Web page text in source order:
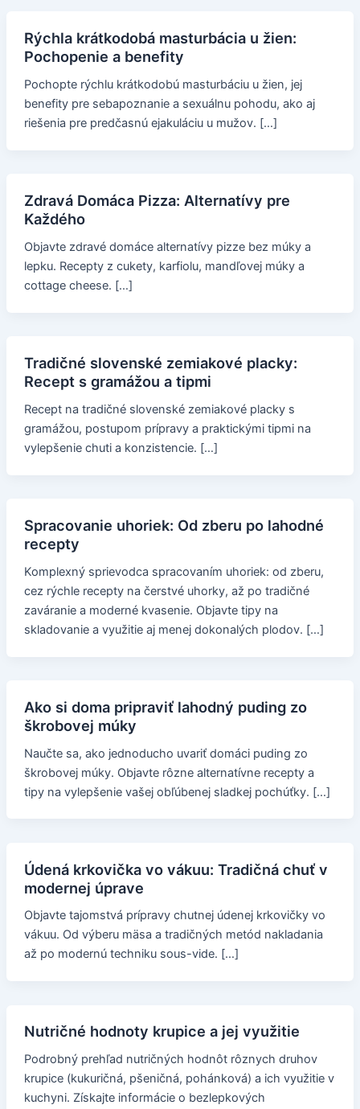
Rýchla krátkodobá masturbácia u žien:
Pochopenie a benefity
Pochopte rýchlu krátkodobú masturbáciu u žien, jej
benefity pre sebapoznanie a sexuálnu pohodu, ako aj
riešenia pre predčasnú ejakuláciu u mužov. […]
Zdravá Domáca Pizza: Alternatívy pre
Každého
Objavte zdravé domáce alternatívy pizze bez múky a
lepku. Recepty z cukety, karfiolu, mandľovej múky a
cottage cheese. […]
Tradičné slovenské zemiakové placky:
Recept s gramážou a tipmi
Recept na tradičné slovenské zemiakové placky s
gramážou, postupom prípravy a praktickými tipmi na
vylepšenie chuti a konzistencie. […]
Spracovanie uhoriek: Od zberu po lahodné
recepty
Komplexný sprievodca spracovaním uhoriek: od zberu,
cez rýchle recepty na čerstvé uhorky, až po tradičné
zaváranie a moderné kvasenie. Objavte tipy na
skladovanie a využitie aj menej dokonalých plodov. […]
Ako si doma pripraviť lahodný puding zo
škrobovej múky
Naučte sa, ako jednoducho uvariť domáci puding zo
škrobovej múky. Objavte rôzne alternatívne recepty a
tipy na vylepšenie vašej obľúbenej sladkej pochúťky. […]
Údená krkovička vo vákuu: Tradičná chuť v
modernej úprave
Objavte tajomstvá prípravy chutnej údenej krkovičky vo
vákuu. Od výberu mäsa a tradičných metód nakladania
až po modernú techniku sous-vide. […]
Nutričné hodnoty krupice a jej využitie
Podrobný prehľad nutričných hodnôt rôznych druhov
krupice (kukuričná, pšeničná, pohánková) a ich využitie v
kuchyni. Získajte informácie o bezlepkových